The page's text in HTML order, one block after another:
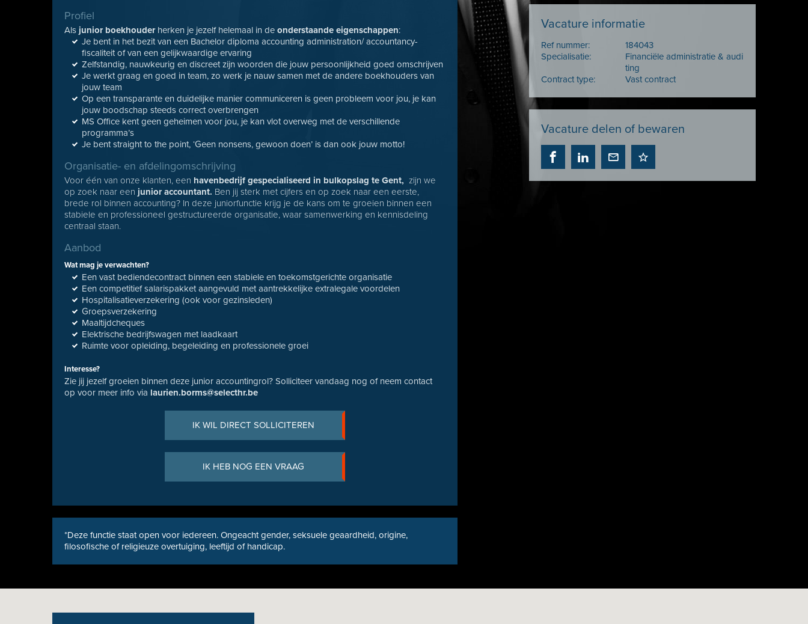
Profiel
Als junior boekhouder herken je jezelf helemaal in deonderstaande eigenschappen:
Je bent in het bezit van een Bachelor diploma accounting administration/ accountancy-
fiscaliteit of van een gelijkwaardige ervaring
Zelfstandig, nauwkeurig en discreet zijn woorden die jouw persoonlijkheid goed omschrijven
Je werkt graag en goed in team, zo werk je nauw samen met de andere boekhouders van
jouw team
Op een transparante en duidelijke manier communiceren is geen probleem voor jou, je kan
jouw boodschap steeds correct overbrengen
MS Office kent geen geheimen voor jou, je kan vlot overweg met de verschillende
programma’s
Je bent straight to the point, ‘Geen nonsens, gewoon doen’ is dan ook jouw motto!
Organisatie- en afdelingomschrijving
Voor één van onze klanten, een havenbedrijf gespecialiseerd in bulkopslag te Gent, zijn we
op zoek naar een junior accountant. Ben jij sterk met cijfers en op zoek naar een eerste,
brede rol binnen accounting? In deze juniorfunctie krijg je de kans om te groeien binnen een
stabiele en professioneel gestructureerde organisatie, waar samenwerking en kennisdeling
centraal staan.
Aanbod
Wat mag je verwachten?
Een vast bediendecontract binnen een stabiele en toekomstgerichte organisatie
Een competitief salarispakket aangevuld met aantrekkelijke extralegale voordelen
Hospitalisatieverzekering (ook voor gezinsleden)
Groepsverzekering
Maaltijdcheques
Elektrische bedrijfswagen met laadkaart
Ruimte voor opleiding, begeleiding en professionele groei
Interesse?
Zie jij jezelf groeien binnen deze junior accountingrol? Solliciteer vandaag nog of neem contact
op voor meer info via laurien.borms@selecthr.be
IK WIL DIRECT SOLLICITEREN
IK HEB NOG EEN VRAAG
*Deze functie staat open voor iedereen. Ongeacht gender, seksuele geaardheid, origine,
filosofische of religieuze overtuiging, leeftijd of handicap.
Vacature informatie
Ref nummer:
184043
Specialisatie:
Financiële administratie & audi
ting
Contract type:
Vast contract
Vacature delen of bewaren